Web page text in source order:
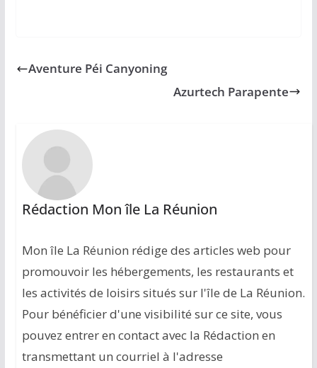
Aventure Péi Canyoning
Azurtech Parapente
Rédaction Mon île La Réunion
Mon île La Réunion rédige des articles web pour
promouvoir les hébergements, les restaurants et
les activités de loisirs situés sur l'île de La Réunion.
Pour bénéficier d'une visibilité sur ce site, vous
pouvez entrer en contact avec la Rédaction en
transmettant un courriel à l'adresse